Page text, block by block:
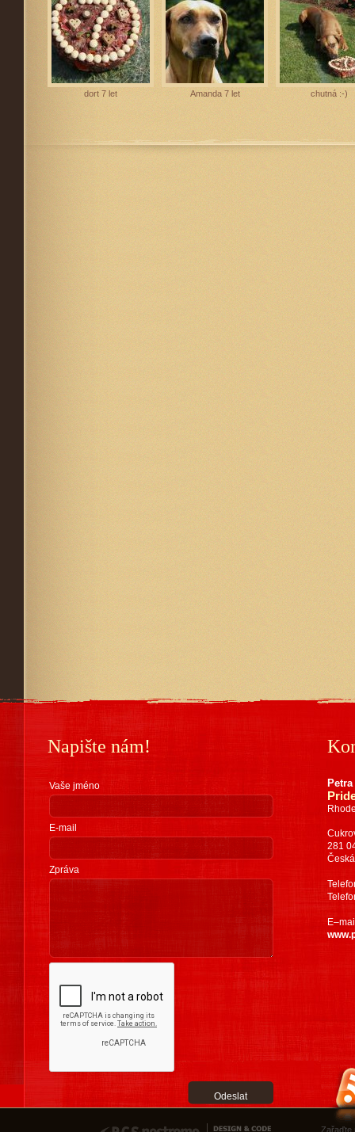
dort 7 let Amanda 7 let chutná :-)
Napište nám!
Vaše jméno
E-mail
Zpráva
281
Zařaďte